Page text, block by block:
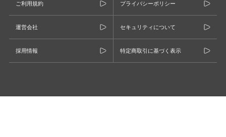
ご利用規約 プライバシーポリシー
運営会社 セキュリティについて
採用情報 特定商取引に基づく表示